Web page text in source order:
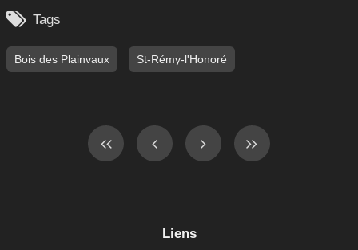
 Tags
Bois des Plainvaux St-Rémy-l'Honoré
Liens